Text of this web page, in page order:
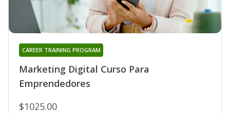
Marketing Digital Curso Para
Emprendedores
CAREER TRAINING PROGRAM
$1025.00